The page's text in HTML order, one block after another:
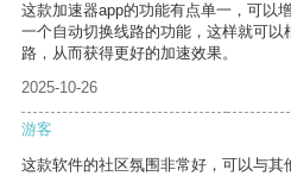
这款加速器app的功能有点单一，可以
一个自动切换线路的功能，这样就可
路，从而获得更好的加速效果。
2025-10-26
游客
这款软件的社区氛围非常好，可以与其